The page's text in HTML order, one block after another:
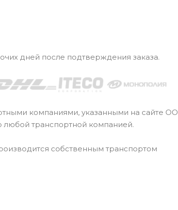
дней после подтверждения заказа.
компаниями, указанными на сайте
любой транспортной компанией.
собственным транспортом